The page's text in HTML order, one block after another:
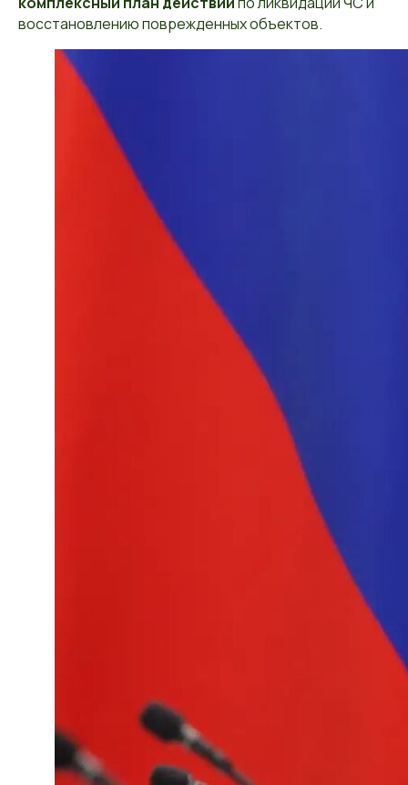
восстановлению поврежденных объектов.